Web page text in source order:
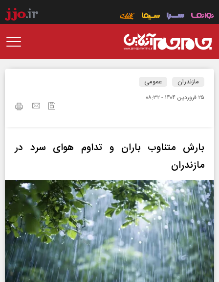
مازندران عمومی
۲۵ فروردين ۱۴۰۴ - ۰۸:۳۲
بارش متناوب باران و تداوم هوای سرد در
مازندران